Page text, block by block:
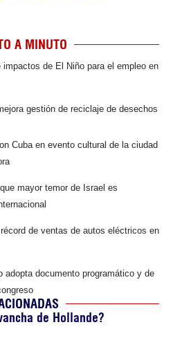
A MINUTO
impactos de El Niño para el empleo en
gestión de reciclaje de desechos
Cuba en evento cultural de la ciudad
mayor temor de Israel es
de ventas de autos eléctricos en
adopta documento programático y de
de Hollande?